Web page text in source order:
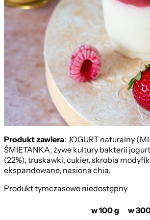
Produkt zawiera: JOGURT naturalny
ŚMIETANKA, żywe kultury bakterii
(22%), truskawki, cukier, skrobia
ekspandowane, nasiona chia.
Produkt tymczasowo niedostępny
w 100 g w